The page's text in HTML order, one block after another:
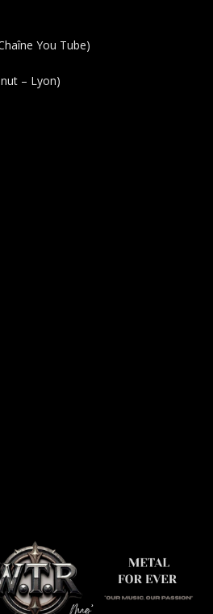
0
You Tube)
– Lyon)